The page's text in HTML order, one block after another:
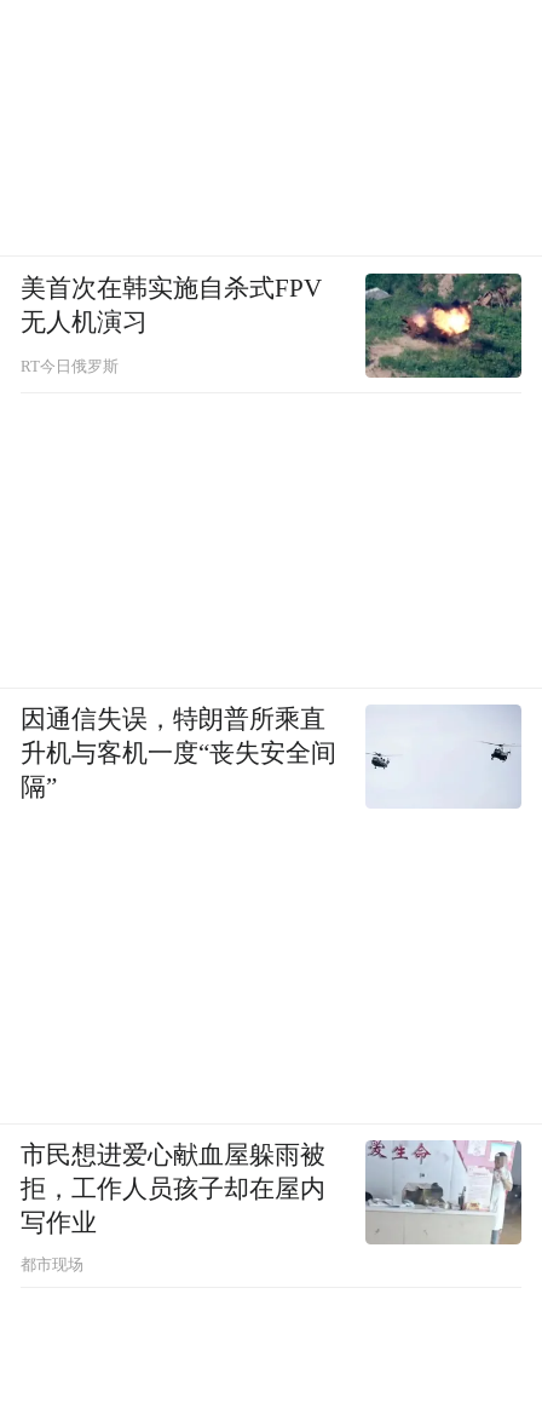
美首次在韩实施自杀式FPV
无人机演习
RT今日俄罗斯
因通信失误，特朗普所乘直
升机与客机一度“丧失安全间
隔”
市民想进爱心献血屋躲雨被
拒，工作人员孩子却在屋内
写作业
都市现场